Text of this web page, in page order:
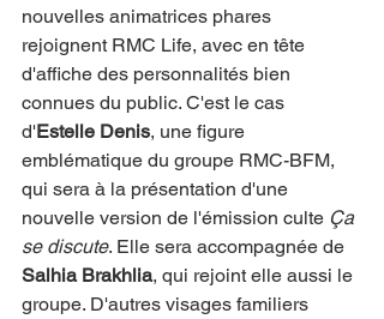
nouvelles animatrices phares
rejoignent RMC Life, avec en tête
d'affiche des personnalités bien
connues du public. C'est le cas
d'Estelle Denis, une figure
emblématique du groupe RMC-BFM,
qui sera à la présentation d'une
nouvelle version de l'émission culte Ça
se discute. Elle sera accompagnée de
Salhia Brakhlia, qui rejoint elle aussi le
groupe. D'autres visages familiers